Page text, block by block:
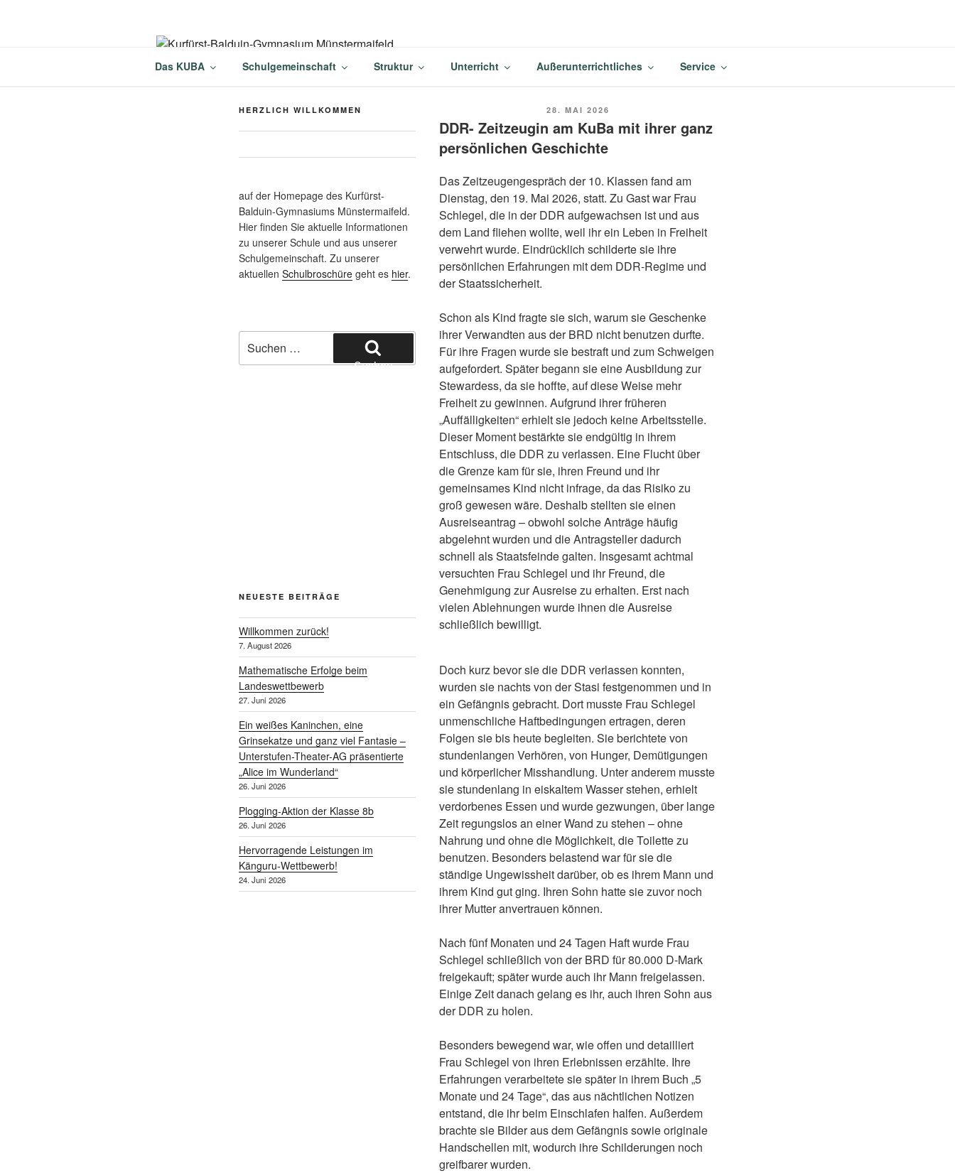
KURFÜRST-BALDUIN-GYMNASIUM
MÜNSTERMAIFELD
Das KUBA Schulgemeinschaft Struktur Unterricht Außerunterrichtliches Service
VERÖFFENTLICHT
28. MAI 2026
DDR- Zeitzeugin am KuBa mit ihrer ganz
persönlichen Geschichte
Das Zeitzeugengespräch der 10. Klassen fand am
Dienstag, den 19. Mai 2026, statt. Zu Gast war Frau
Schlegel, die in der DDR aufgewachsen ist und aus
dem Land fliehen wollte, weil ihr ein Leben in Freiheit
verwehrt wurde. Eindrücklich schilderte sie ihre
persönlichen Erfahrungen mit dem DDR-Regime und
der Staatssicherheit.
Schon als Kind fragte sie sich, warum sie Geschenke
ihrer Verwandten aus der BRD nicht benutzen durfte.
Für ihre Fragen wurde sie bestraft und zum Schweigen
aufgefordert. Später begann sie eine Ausbildung zur
Stewardess, da sie hoffte, auf diese Weise mehr
Freiheit zu gewinnen. Aufgrund ihrer früheren
„Auffälligkeiten“ erhielt sie jedoch keine Arbeitsstelle.
Dieser Moment bestärkte sie endgültig in ihrem
Entschluss, die DDR zu verlassen. Eine Flucht über
die Grenze kam für sie, ihren Freund und ihr
gemeinsames Kind nicht infrage, da das Risiko zu
groß gewesen wäre. Deshalb stellten sie einen
Ausreiseantrag – obwohl solche Anträge häufig
abgelehnt wurden und die Antragsteller dadurch
schnell als Staatsfeinde galten. Insgesamt achtmal
versuchten Frau Schlegel und ihr Freund, die
Genehmigung zur Ausreise zu erhalten. Erst nach
vielen Ablehnungen wurde ihnen die Ausreise
schließlich bewilligt.
Doch kurz bevor sie die DDR verlassen konnten,
wurden sie nachts von der Stasi festgenommen und in
ein Gefängnis gebracht. Dort musste Frau Schlegel
unmenschliche Haftbedingungen ertragen, deren
Folgen sie bis heute begleiten. Sie berichtete von
stundenlangen Verhören, von Hunger, Demütigungen
und körperlicher Misshandlung. Unter anderem musste
sie stundenlang in eiskaltem Wasser stehen, erhielt
verdorbenes Essen und wurde gezwungen, über lange
Zeit regungslos an einer Wand zu stehen – ohne
Nahrung und ohne die Möglichkeit, die Toilette zu
benutzen. Besonders belastend war für sie die
ständige Ungewissheit darüber, ob es ihrem Mann und
ihrem Kind gut ging. Ihren Sohn hatte sie zuvor noch
ihrer Mutter anvertrauen können.
Nach fünf Monaten und 24 Tagen Haft wurde Frau
Schlegel schließlich von der BRD für 80.000 D-Mark
freigekauft; später wurde auch ihr Mann freigelassen.
Einige Zeit danach gelang es ihr, auch ihren Sohn aus
der DDR zu holen.
Besonders bewegend war, wie offen und detailliert
Frau Schlegel von ihren Erlebnissen erzählte. Ihre
Erfahrungen verarbeitete sie später in ihrem Buch „5
Monate und 24 Tage“, das aus nächtlichen Notizen
entstand, die ihr beim Einschlafen halfen. Außerdem
brachte sie Bilder aus dem Gefängnis sowie originale
Handschellen mit, wodurch ihre Schilderungen noch
greifbarer wurden.
HERZLICH WILLKOMMEN
auf der Homepage des Kurfürst-
Balduin-Gymnasiums Münstermaifeld.
Hier finden Sie aktuelle Informationen
zu unserer Schule und aus unserer
Schulgemeinschaft. Zu unserer
aktuellen Schulbroschüre geht es hier.
nach:
Suchen
NEUESTE BEITRÄGE
Willkommen zurück!
7. August 2026
Mathematische Erfolge beim
Landeswettbewerb
27. Juni 2026
Ein weißes Kaninchen, eine
Grinsekatze und ganz viel Fantasie –
Unterstufen-Theater-AG präsentierte
„Alice im Wunderland“
26. Juni 2026
Plogging-Aktion der Klasse 8b
26. Juni 2026
Hervorragende Leistungen im
Känguru-Wettbewerb!
24. Juni 2026